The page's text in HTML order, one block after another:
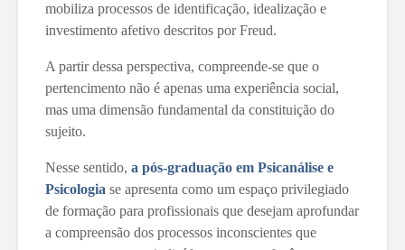
mobiliza processos de identificação, idealização e
investimento afetivo descritos por Freud.
A partir dessa perspectiva, compreende-se que o
pertencimento não é apenas uma experiência social,
mas uma dimensão fundamental da constituição do
sujeito.
Nesse sentido, a pós-graduação em Psicanálise e
Psicologia se apresenta como um espaço privilegiado
de formação para profissionais que desejam aprofundar
a compreensão dos processos inconscientes que